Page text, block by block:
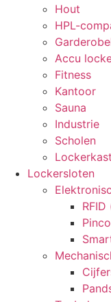
Hout
HPL-
Accu
Fitness
Kantoor
Sauna
Industrie
Scholen
Lockersloten